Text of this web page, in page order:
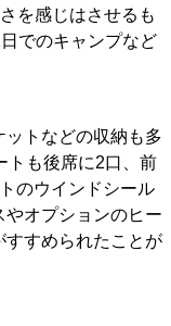
を感じはさせるも
でのキャンプなど
トなどの収納も多
トも後席に2口、前
のウインドシール
やオプションのヒー
すすめられたことが